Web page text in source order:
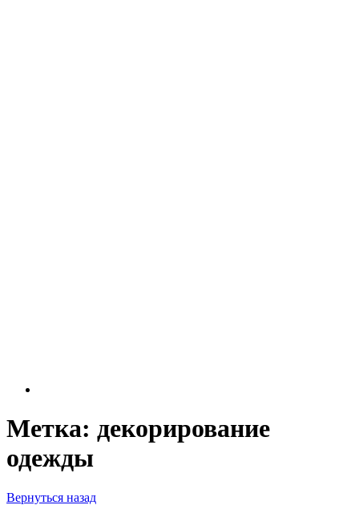
Метка: декорирование
одежды
Вернуться назад